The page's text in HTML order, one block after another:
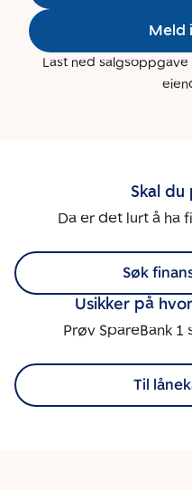
Meld
Last ned
Skal du
Da er det lurt å ha
Søk
Usikker på
Prøv SpareBank
Til